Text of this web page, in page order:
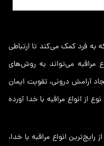
به فرد کمک می‌کند تا ارتباطی
مراقبه می‌تواند به روش‌های
آرامش درونی، تقویت ایمان
از انواع مراقبه با خدا آورده
رایج‌ترین انواع مراقبه با خدا،